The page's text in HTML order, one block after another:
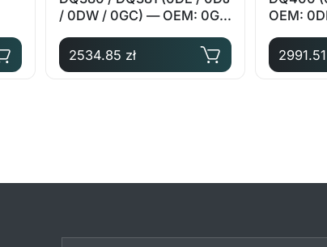
/ 0DW / 0GC) — OEM: 0GC
2534.85 zł
OEM: